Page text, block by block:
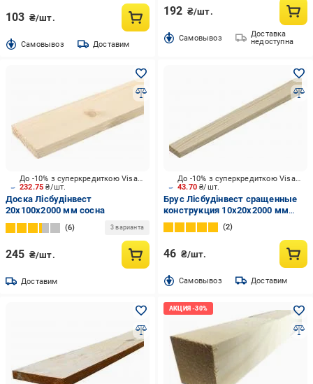
103 ₴/шт.
Cамовывоз Доставим
192 ₴/шт.
Cамовывоз
Доставка
недоступна
232.75₴/шт.
До -10% з суперкредиткою Visa Вигода
Доска Лісбудінвест
20х100х2000 мм сосна
6 3 варианта
245 ₴/шт.
Доставим
43.70₴/шт.
До -10% з суперкредиткою Visa Вигода
Брус Лісбудінвест сращенные
конструкция 10х20х2000 мм
сосна
2
46 ₴/шт.
Cамовывоз Доставим